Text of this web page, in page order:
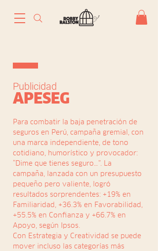
Publicidad
APESEG
Para combatir la baja penetración de
seguros en Perú, campaña gremial, con
una marca independiente, de tono
cotidiano, humorístico y provocador:
“Dime que tienes seguro…”. La
campaña, lanzada con un presupuesto
pequeño pero valiente, logró
resultados sorprendentes: +19% en
Familiaridad, +36.3% en Favorabilidad,
+55.5% en Confianza y +66.7% en
Apoyo, según Ipsos.
Con Estrategia y Creatividad se puede
mover incluso las categorías más